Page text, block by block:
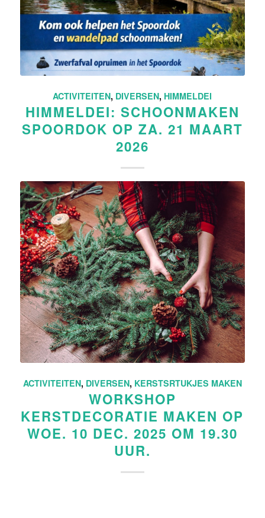
ACTIVITEITEN, DIVERSEN, HIMMELDEI
HIMMELDEI: SCHOONMAKEN
SPOORDOK OP ZA. 21 MAART
2026
ACTIVITEITEN, DIVERSEN, KERSTSRTUKJES MAKEN
WORKSHOP
KERSTDECORATIE MAKEN OP
WOE. 10 DEC. 2025 OM 19.30
UUR.